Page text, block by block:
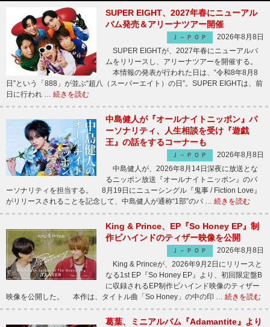
SUPER EIGHT、2027年春にニューアル
バム発売＆アリーナツアー開催
Ｊ－ＰＯＰ
2026年8月8日
SUPER EIGHTが、2027年春にニューアルバ
ムをリリースし、アリーナツアーを開催する。
本情報の発表が行われた日は、“令和8年8月8
日”という「888」が並ぶ“超八（スーパーエイト）の日”。SUPER EIGHTは、前
日に行われ … 続きを読む
中島健人が『オールナイトニッポン』パ
ーソナリティ、人生相談を受け『遊戯
王』の話をするコーナーも
Ｊ－ＰＯＰ
2026年8月8日
中島健人が、2026年8月14日深夜に放送とな
るニッポン放送『オールナイトニッポン』のパ
ーソナリティを担当する。 8月19日にニューシングル『鬼事 / Fiction Love』
がリリースされることを記念して、中島健人が通称“1部”のパ … 続きを読む
King & Prince、EP『So Honey EP』制
作ビハインドのティザー映像を公開
Ｊ－ＰＯＰ
2026年8月8日
King & Princeが、2026年9月2日にリリースと
なる1st EP『So Honey EP』より、初回限定盤B
に収録されるEP制作ビハインド映像のティザー
映像を公開した。 本作は、タイトル曲「So Honey」の中の印 … 続きを読む
葛葉、ミニアルバム『Adamantite』より